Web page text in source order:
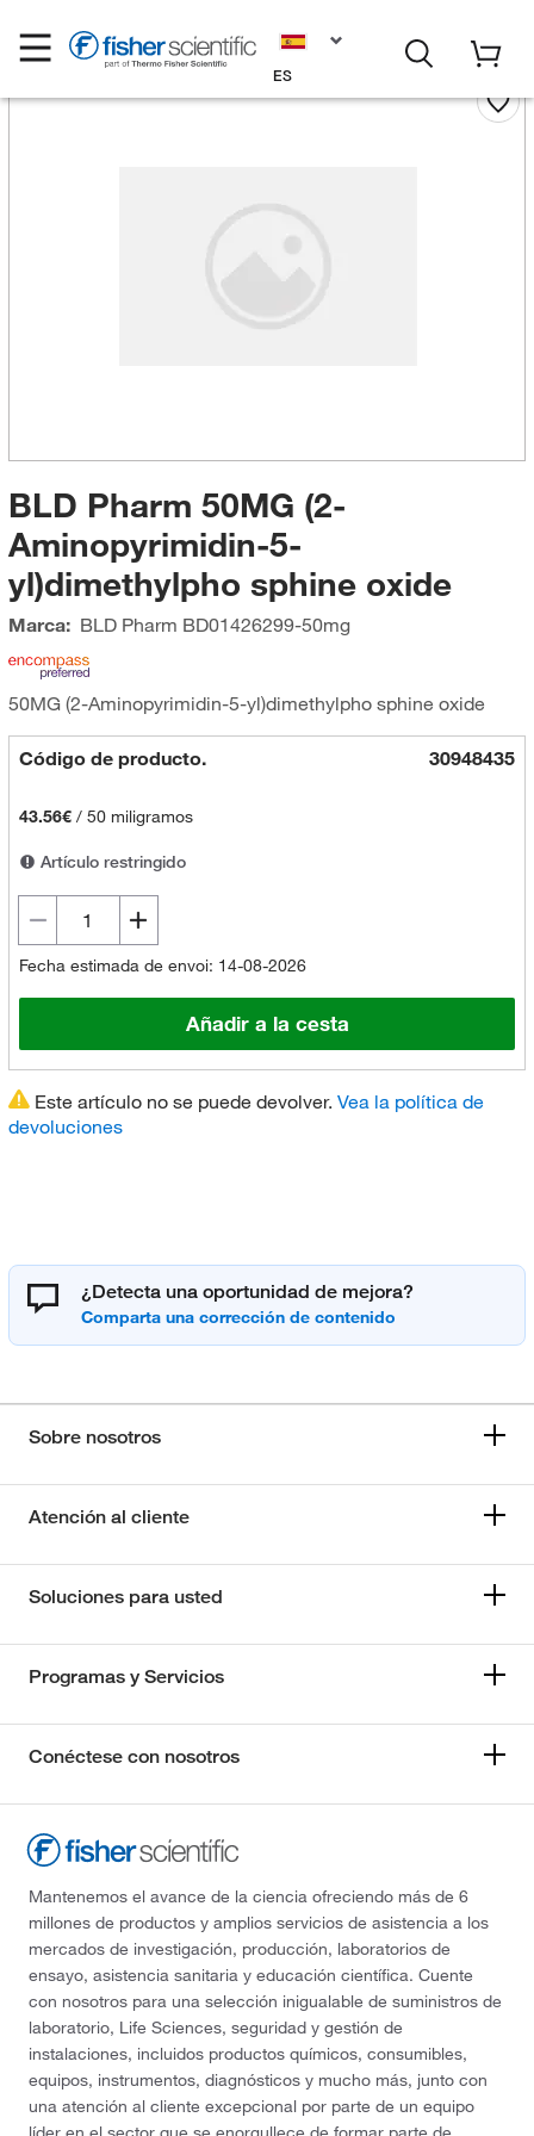
ES
BLD Pharm 50MG (2-
Aminopyrimidin-5-
yl)dimethylpho sphine oxide
Marca: BLD Pharm BD01426299-50mg
50MG (2-Aminopyrimidin-5-yl)dimethylpho sphine oxide
Código de producto. 30948435
43.56€/ 50 miligramos
Artículo restringido
Fecha estimada de envoi: 14-08-2026
Añadir a la cesta
Este artículo no se puede devolver. Vea la política de
devoluciones
¿Detecta una oportunidad de mejora?
Sobre nosotros
Atención al cliente
Soluciones para usted
Programas y Servicios
Conéctese con nosotros
Mantenemos el avance de la ciencia ofreciendo más de 6
millones de productos y amplios servicios de asistencia a los
mercados de investigación, producción, laboratorios de
ensayo, asistencia sanitaria y educación científica. Cuente
con nosotros para una selección inigualable de suministros de
laboratorio, Life Sciences, seguridad y gestión de
instalaciones, incluidos productos químicos, consumibles,
equipos, instrumentos, diagnósticos y mucho más, junto con
una atención al cliente excepcional por parte de un equipo